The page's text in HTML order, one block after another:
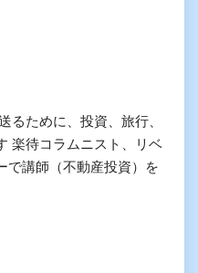
るために、投資、旅行、
楽待コラムニスト、リベ
で講師（不動産投資）を